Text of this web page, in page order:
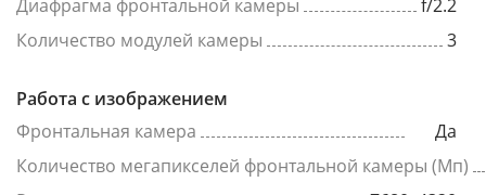
Диафрагма фронтальной камеры
f/2.2
Количество модулей камеры
3
Работа с изображением
Фронтальная камера
Да
Количество мегапикселей фронтальной камеры (Мп)